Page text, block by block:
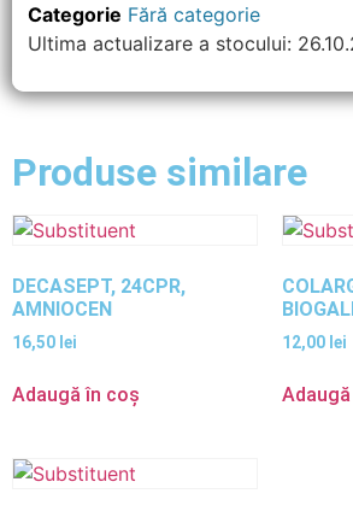
Categorie Fără categorie
Ultima actualizare a stocului:
Produse similare
DECASEPT, 24CPR,
AMNIOCEN
16,50 lei
Adaugă în coș
12,00 lei